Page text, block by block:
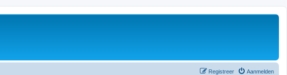
Aanmelden
Registreer